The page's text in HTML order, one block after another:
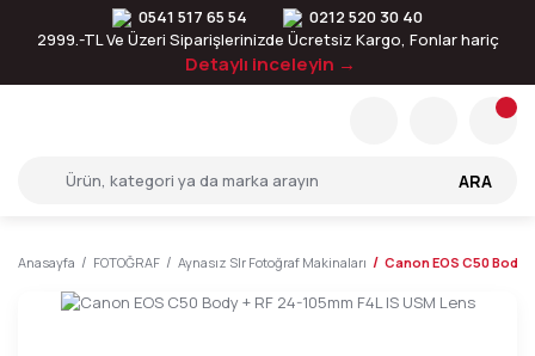
0541 517 65 54
0212 520 30 40
2999.-TL Ve Üzeri Siparişlerinizde Ücretsiz Kargo, Fonlar hariç
Detaylı inceleyin →
ARA
Anasayfa FOTOĞRAF Aynasız Slr Fotoğraf Makinaları Canon EOS C50 Body